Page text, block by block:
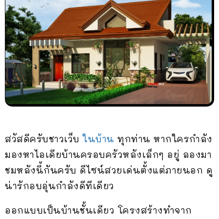
สวัสดีครับชาวเว็บในบ้าน ทุกท่าน หากใครกำลัง
มองหาไอเดียบ้านครอบครัวหลังเล็กๆ อยู่ ลองมา
ชมหลังนี้กันครับ ดีไซน์สวยเด่นตั้งแต่ภายนอก ดู
น่ารักอบอุ่นกำลังดีทีเดียว
ออกแบบเป็นบ้านชั้นเดียว โครงสร้างทำจาก